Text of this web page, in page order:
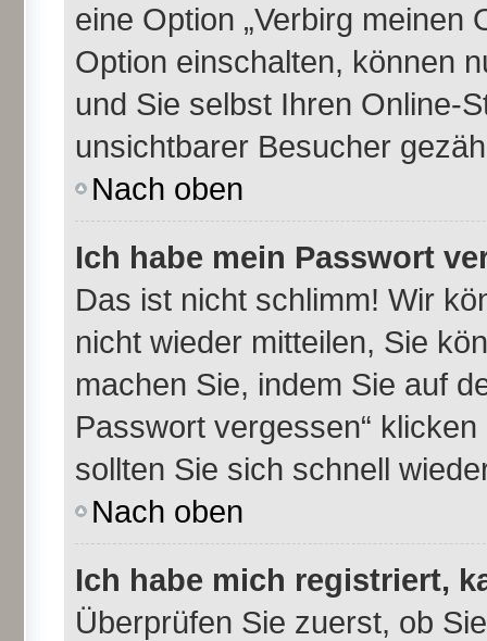
eine Option „Verbirg meinen
Option einschalten, können
und Sie selbst Ihren Online-
unsichtbarer Besucher
Nach oben
Ich habe mein Passwort
Das ist nicht schlimm! Wir
nicht wieder mitteilen, Sie
machen Sie, indem Sie auf
Passwort vergessen“
sollten Sie sich schnell
Nach oben
Ich habe mich registriert,
Überprüfen Sie zuerst, ob